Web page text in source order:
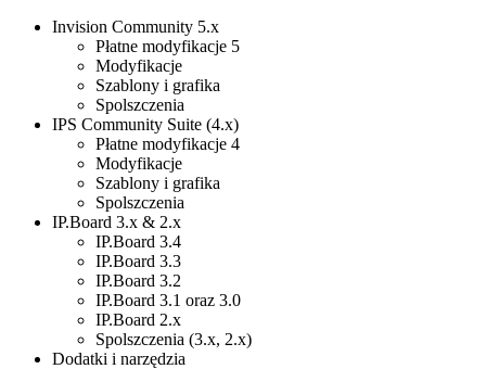
Invision Community 5.x
Płatne modyfikacje 5
Modyfikacje
Szablony i grafika
Spolszczenia
IPS Community Suite (4.x)
Płatne modyfikacje 4
Modyfikacje
Szablony i grafika
Spolszczenia
IP.Board 3.x & 2.x
IP.Board 3.4
IP.Board 3.3
IP.Board 3.2
IP.Board 3.1 oraz 3.0
IP.Board 2.x
Spolszczenia (3.x, 2.x)
Dodatki i narzędzia